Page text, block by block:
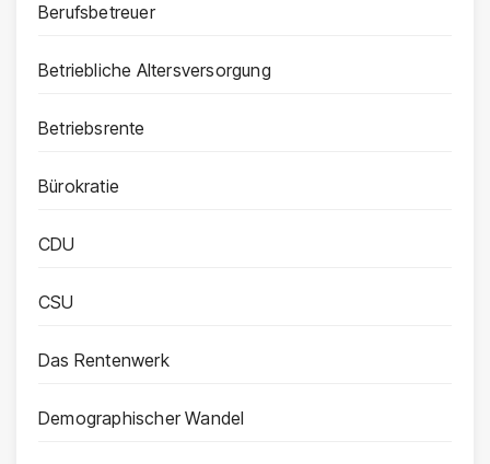
Berufsbetreuer
Betriebliche Altersversorgung
Betriebsrente
Bürokratie
CDU
CSU
Das Rentenwerk
Demographischer Wandel